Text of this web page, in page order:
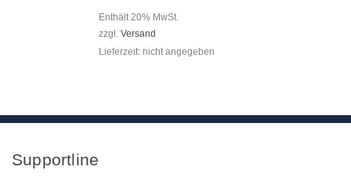
Enthält 20% MwSt.
zzgl.Versand
Lieferzeit: nicht angegeben
Supportline